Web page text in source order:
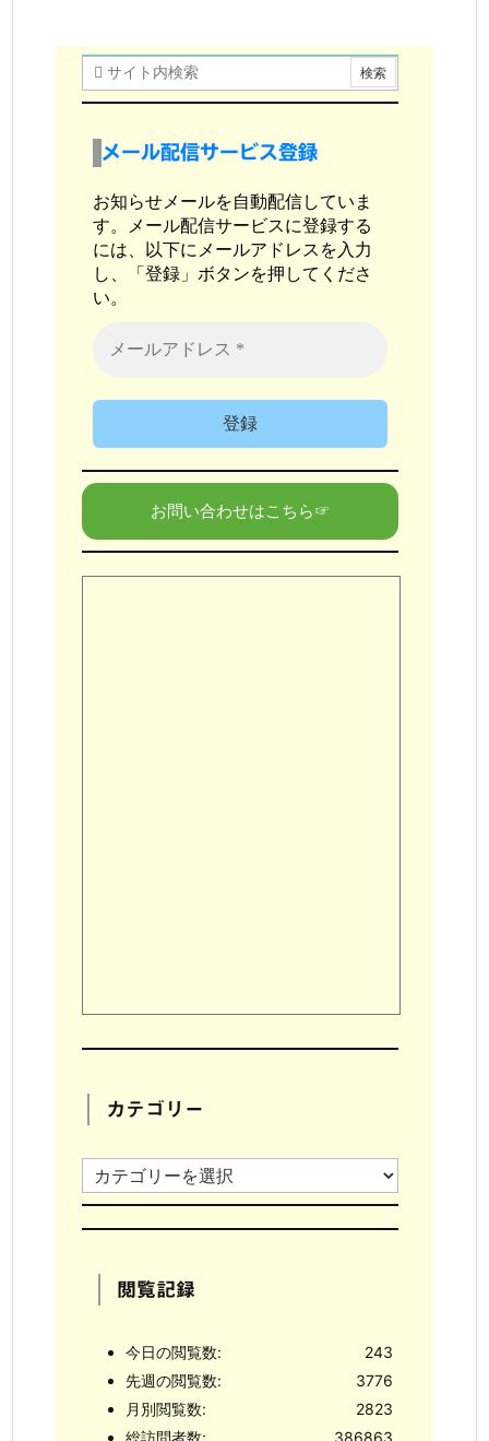
メール配信サービス登録
お知らせメールを自動配信していま
す。メール配信サービスに登録する
には、以下にメールアドレスを入力
し、「登録」ボタンを押してくださ
い。
お問い合わせはこちら☞
カテゴリー
カ
テ
リ
ー
閲覧記録
243
今日の閲覧数:
3776
先週の閲覧数:
2823
月別閲覧数:
386863
総訪問者数: